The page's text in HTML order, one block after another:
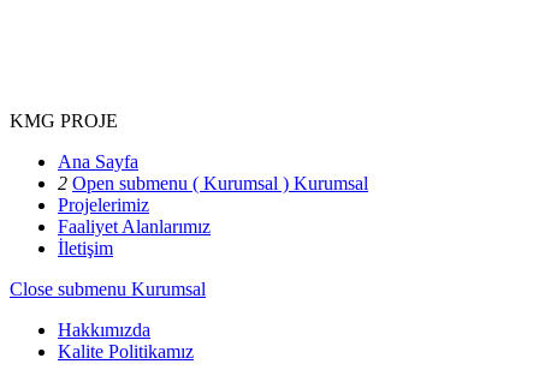
KMG PROJE
Ana Sayfa
2 Open submenu ( Kurumsal ) Kurumsal
Projelerimiz
Faaliyet Alanlarımız
İletişim
Close submenu Kurumsal
Hakkımızda
Kalite Politikamız